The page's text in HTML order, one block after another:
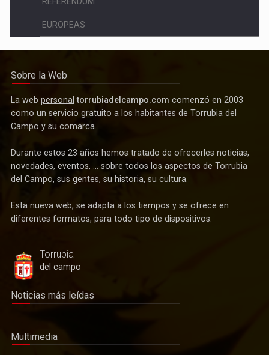
EUROPEAS
Sobre la Web
La web personal torrubiadelcampo.com comenzó en 2003
como un servicio gratuito a los habitantes de Torrubia del
Campo y su comarca.
Durante estos 23 años hemos tratado de ofrecerles noticias,
novedades, eventos, ... sobre todos los aspectos de Torrubia
del Campo, sus gentes, su historia, su cultura.
Esta nueva web, se adapta a los tiempos y se ofrece en
diferentes formatos, para todo tipo de dispositivos.
Torrubia
del campo
Noticias más leídas
Multimedia